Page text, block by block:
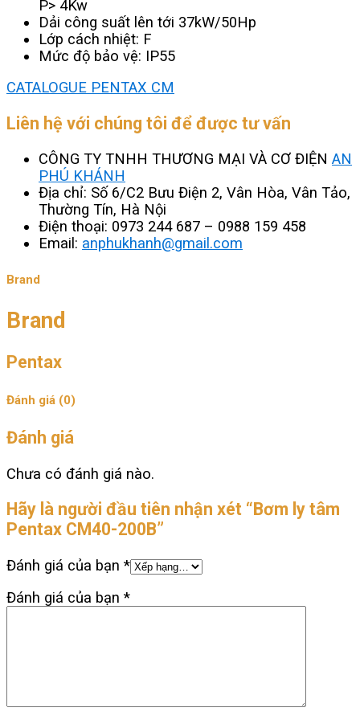
P> 4Kw
Dải công suất lên tới 37kW/50Hp
Lớp cách nhiệt: F
Mức độ bảo vệ: IP55
CATALOGUE PENTAX CM
Liên hệ với chúng tôi để được tư vấn
CÔNG TY TNHH THƯƠNG MẠI VÀ CƠ ĐIỆN AN
PHÚ KHÁNH
Địa chỉ: Số 6/C2 Bưu Điện 2, Vân Hòa, Vân Tảo,
Thường Tín, Hà Nội
Điện thoại: 0973 244 687 – 0988 159 458
Email: anphukhanh@gmail.com
Brand
Brand
Pentax
Đánh giá (0)
Đánh giá
Chưa có đánh giá nào.
Hãy là người đầu tiên nhận xét “Bơm ly tâm
Pentax CM40-200B”
Đánh giá của bạn *
Đánh giá của bạn *